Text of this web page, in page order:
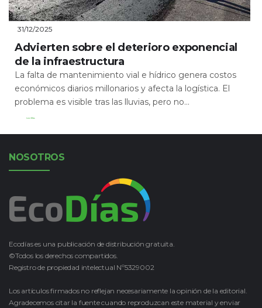
31/12/2025
Advierten sobre el deterioro exponencial
de la infraestructura
La falta de mantenimiento vial e hídrico genera costos
económicos diarios millonarios y afecta la logística. El
problema es visible tras las lluvias, pero no...
Leer Más
NOSOTROS
Ecodías es una publicación de distribución gratuita.
©Todos los derechos compartidos.
Registro de propiedad intelectual Nº5329002
Los artículos firmados no reflejan necesariamente la opinión de la editorial.
Agradecemos citar la fuente cuando reproduzcan este material y enviar